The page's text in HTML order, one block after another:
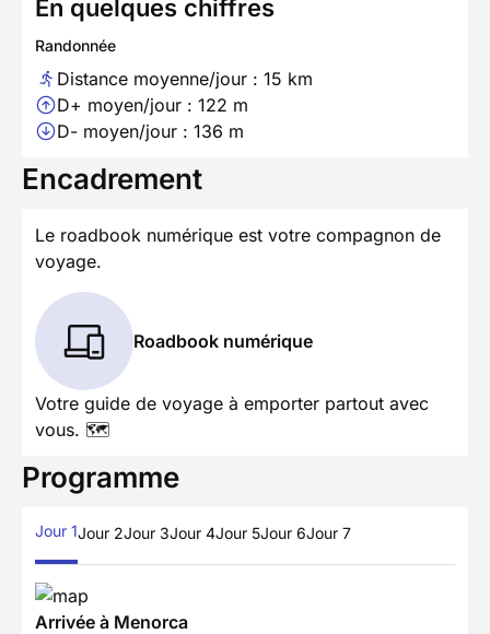
En quelques chiffres
Randonnée
Distance moyenne/jour : 15 km
D+ moyen/jour : 122 m
D- moyen/jour : 136 m
Encadrement
Le roadbook numérique est votre compagnon de
voyage.
Roadbook numérique
Votre guide de voyage à emporter partout avec
vous. 🗺️
Programme
Jour 1Jour 2Jour 3Jour 4Jour 5Jour 6Jour 7
Arrivée à Menorca